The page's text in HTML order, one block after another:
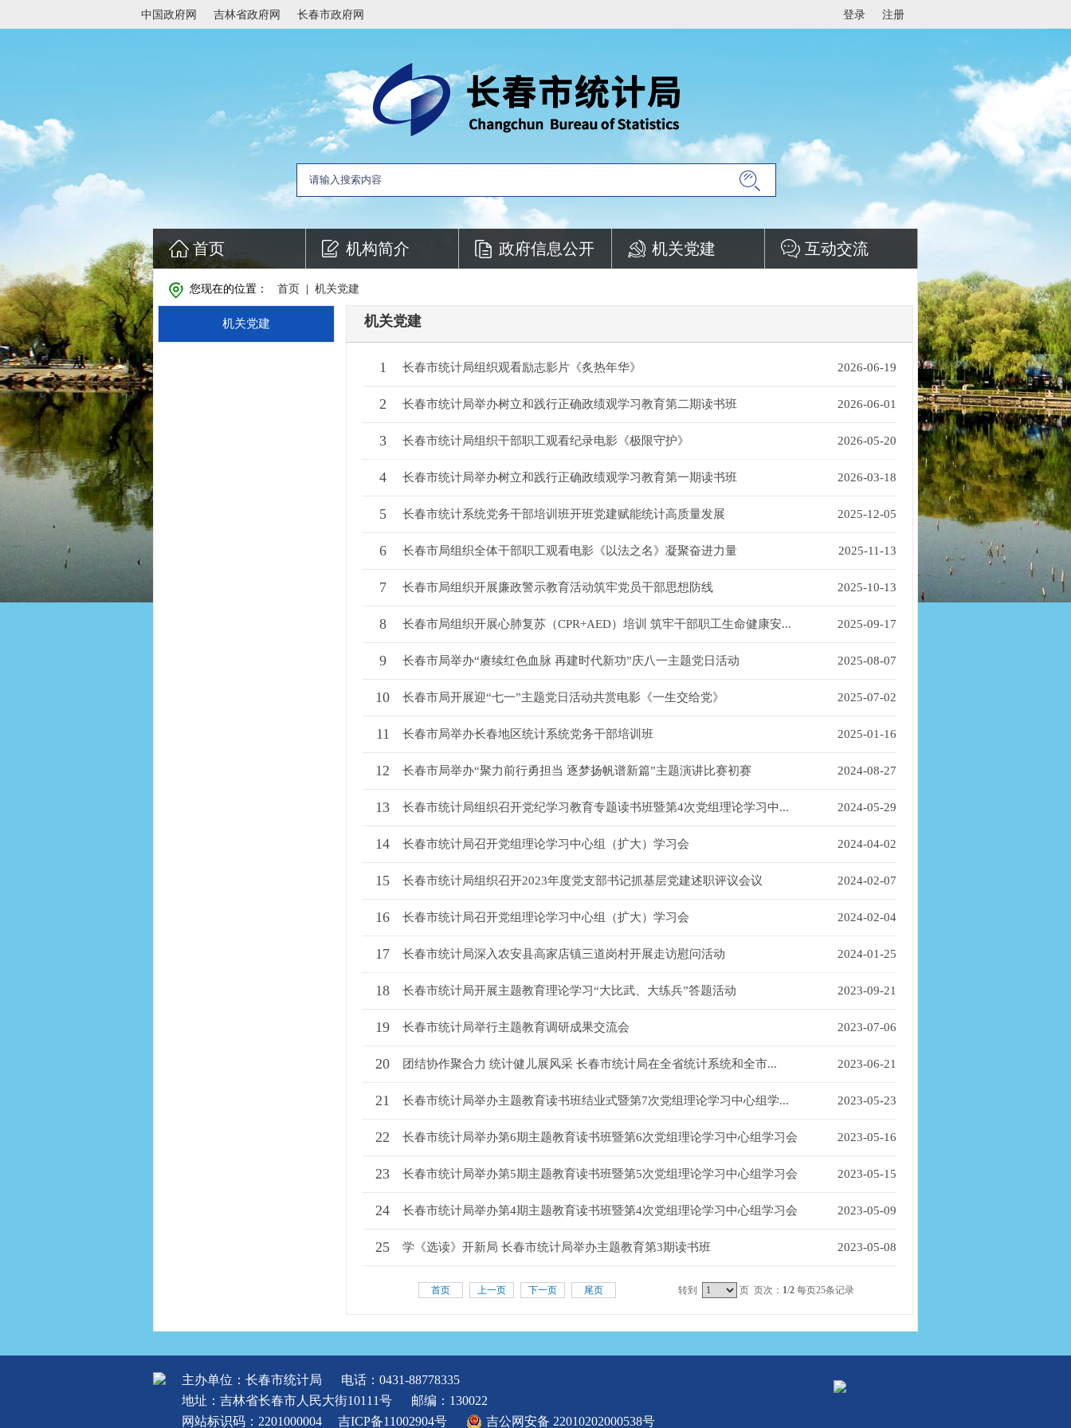
中国政府网 吉林省政府网 长春市政府网 登录 注册
首页 机构简介 政府信息公开 机关党建 互动交流
您现在的位置： 首页 机关党建
机关党建 机关党建
1 长春市统计局组织观看励志影片《炙热年华》 2026-06-19
2 长春市统计局举办树立和践行正确政绩观学习教育第二期读书班 2026-06-01
3 长春市统计局组织干部职工观看纪录电影《极限守护》 2026-05-20
4 长春市统计局举办树立和践行正确政绩观学习教育第一期读书班 2026-03-18
5 长春市统计系统党务干部培训班开班党建赋能统计高质量发展 2025-12-05
6 长春市局组织全体干部职工观看电影《以法之名》凝聚奋进力量 2025-11-13
7 长春市局组织开展廉政警示教育活动筑牢党员干部思想防线 2025-10-13
8 长春市局组织开展心肺复苏（CPR+AED）培训 筑牢干部职工生命健康安... 2025-09-17
9 长春市局举办“赓续红色血脉 再建时代新功”庆八一主题党日活动 2025-08-07
10 长春市局开展迎“七一”主题党日活动共赏电影《一生交给党》 2025-07-02
11 长春市局举办长春地区统计系统党务干部培训班 2025-01-16
12 长春市局举办“聚力前行勇担当 逐梦扬帆谱新篇”主题演讲比赛初赛 2024-08-27
13 长春市统计局组织召开党纪学习教育专题读书班暨第4次党组理论学习中... 2024-05-29
14 长春市统计局召开党组理论学习中心组（扩大）学习会 2024-04-02
15 长春市统计局组织召开2023年度党支部书记抓基层党建述职评议会议 2024-02-07
16 长春市统计局召开党组理论学习中心组（扩大）学习会 2024-02-04
17 长春市统计局深入农安县高家店镇三道岗村开展走访慰问活动 2024-01-25
18 长春市统计局开展主题教育理论学习“大比武、大练兵”答题活动 2023-09-21
19 长春市统计局举行主题教育调研成果交流会 2023-07-06
20 团结协作聚合力 统计健儿展风采 长春市统计局在全省统计系统和全市... 2023-06-21
21 长春市统计局举办主题教育读书班结业式暨第7次党组理论学习中心组学... 2023-05-23
22 长春市统计局举办第6期主题教育读书班暨第6次党组理论学习中心组学习会 2023-05-16
23 长春市统计局举办第5期主题教育读书班暨第5次党组理论学习中心组学习会 2023-05-15
24 长春市统计局举办第4期主题教育读书班暨第4次党组理论学习中心组学习会 2023-05-09
25 学《选读》开新局 长春市统计局举办主题教育第3期读书班 2023-05-08
转到 页 页次： 1/2 每页25条记录
尾页
下一页
上一页
首页
主办单位：长春市统计局
电话：0431-88778335
地址：吉林省长春市人民大街10111号
邮编：130022
网站标识码：2201000004
吉ICP备11002904号 吉公网安备 22010202000538号